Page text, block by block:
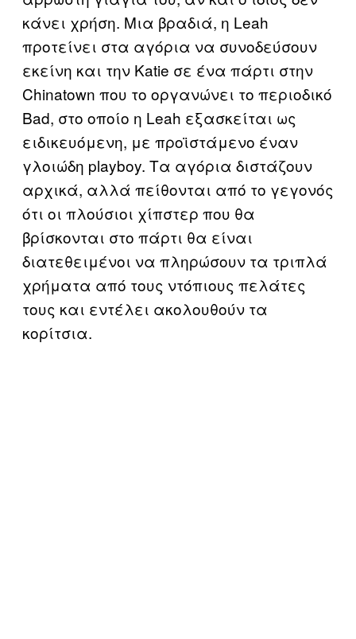
κάνει χρήση. Μια βραδιά, η Leah
προτείνει στα αγόρια να συνοδεύσουν
εκείνη και την Katie σε ένα πάρτι στην
Chinatown που το οργανώνει το περιοδικό
Bad, στο οποίο η Leah εξασκείται ως
ειδικευόμενη, με προϊστάμενο έναν
γλοιώδη playboy. Τα αγόρια διστάζουν
αρχικά, αλλά πείθονται από το γεγονός
ότι οι πλούσιοι χίπστερ που θα
βρίσκονται στο πάρτι θα είναι
διατεθειμένοι να πληρώσουν τα τριπλά
χρήματα από τους ντόπιους πελάτες
τους και εντέλει ακολουθούν τα
κορίτσια.